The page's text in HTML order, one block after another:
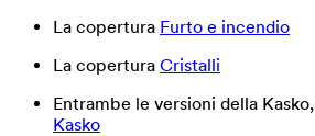
La copertura Furto e incendio
La copertura Cristalli
Entrambe le versioni della Kasko,
Kasko